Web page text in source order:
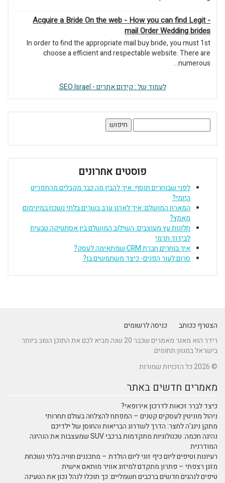
Acquire a Bride On the
In order to find the
choose a efficient and
מה כבר מקבלים מהתפריט
ערב בשרים בלתי נשכח במינימום
המושלם בין אסתטיקה טבעית
בו?
הוא מאגר מאמרים שכבר 20 שנה מביא לכם את התוכן הטוב ביותר
להצלחה בעולם תחרותי
והחוסן של ילדיכם
נהיגה חכמה: טכנולוגיות מתקדמות ברכבי SUV שמעצבות את הנהיגה
– מתכננים חוויה בלתי נשכחת
אוויר מותאם אישית
כך תוכלו לנהל נכון את הטעינה